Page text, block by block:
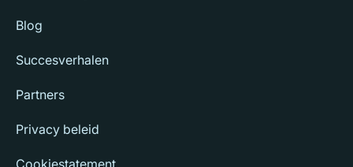
Blog
Succesverhalen
Partners
Privacy beleid